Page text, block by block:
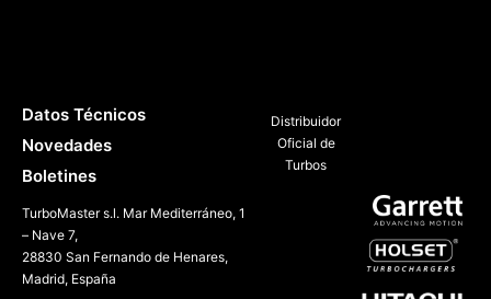
Distribuidor
Oficial de
Turbos
Datos Técnicos
Novedades
Boletines
TurboMaster s.l. Mar Mediterráneo, 1
– Nave 7,
28830 San Fernando de Henares,
Madrid, España